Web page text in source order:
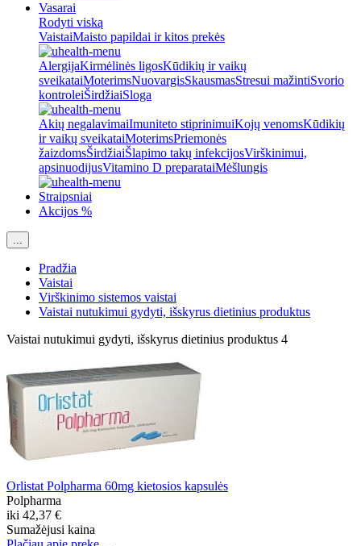
Vasarai
Rodyti viską
VaistaiMaisto papildai ir kitos prekės
AlergijaKirmėlinės ligosKūdikių ir vaikų
sveikataiMoterimsNuovargisSkausmasStresui mažintiSvorio
kontroleiŠirdžiaiSloga
Akių negalavimaiImuniteto stiprinimuiKojų venomsKūdikių
ir vaikų sveikataiMoterimsPriemonės
žaizdomsŠirdžiaiŠlapimo takų infekcijosVirškinimui,
apsinuodijusVitamino D preparataiMėšlungis
Straipsniai
Akcijos %
...
Pradžia
Vaistai
Virškinimo sistemos vaistai
Vaistai nutukimui gydyti, išskyrus dietinius produktus
Vaistai nutukimui gydyti, išskyrus dietinius produktus 4
Orlistat Polpharma 60mg kietosios kapsulės
Polpharma
iki 42,37 €
Sumažėjusi kaina